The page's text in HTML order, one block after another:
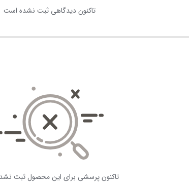
تاکنون دیدگاهی ثبت نشده است
تاکنون پرسشی برای این محصول ثبت